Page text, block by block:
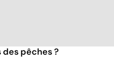
pêches ?